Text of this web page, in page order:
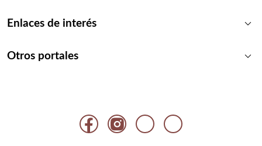
Enlaces de interés keyboard_arrow_down
Otros portales keyboard_arrow_down